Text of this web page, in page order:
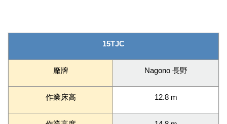
15TJC
廠牌 Nagono 長野
作業床高 12.8 m